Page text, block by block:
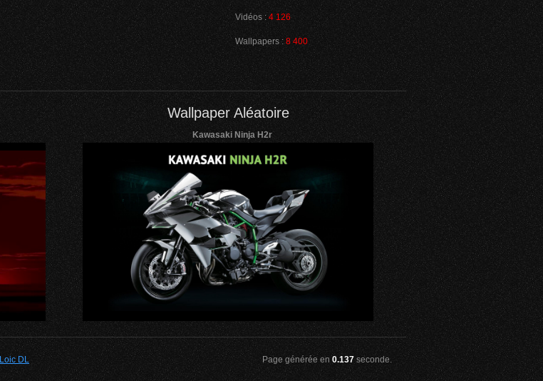
Vidéos : 4 126
Wallpapers :8 400
Wallpaper Aléatoire
Kawasaki Ninja H2r
Loic DL Page générée en 0.137 seconde.